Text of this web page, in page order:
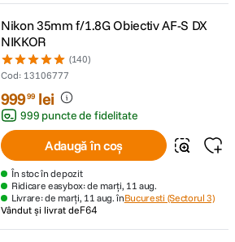
Nikon 35mm f/1.8G Obiectiv AF-S DX
NIKKOR
(140)
Cod: 13106777
99999 lei
999 puncte de fidelitate
Adaugă în coș
În stoc în depozit
Ridicare easybox: de marți, 11 aug.
Livrare: de marți, 11 aug. înBucuresti (Sectorul 3)
Vândut și livrat deF64